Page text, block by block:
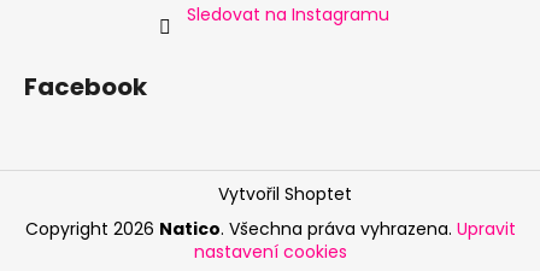
Sledovat na Instagramu
Facebook
Vytvořil Shoptet
Copyright 2026 Natico. Všechna práva vyhrazena. Upravit
nastavení cookies